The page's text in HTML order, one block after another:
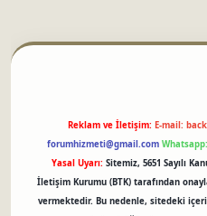
Reklam ve İletişim: E-mail:
forumhizmeti@gmail.com Whatsapp:
Yasal Uyarı: Sitemiz, 5651 Sayılı
İletişim Kurumu (BTK) tarafından
vermektedir. Bu nedenle, sitedeki